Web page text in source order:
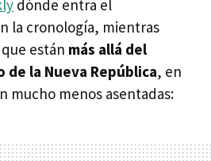
dónde entra el
la cronología, mientras
están más allá del
de la Nueva República, en
mucho menos asentadas: